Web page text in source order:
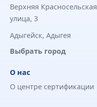
Верхняя Красносельская
улица, 3
Адыгейск, Адыгея
Выбрать город
О нас
О центре сертификации